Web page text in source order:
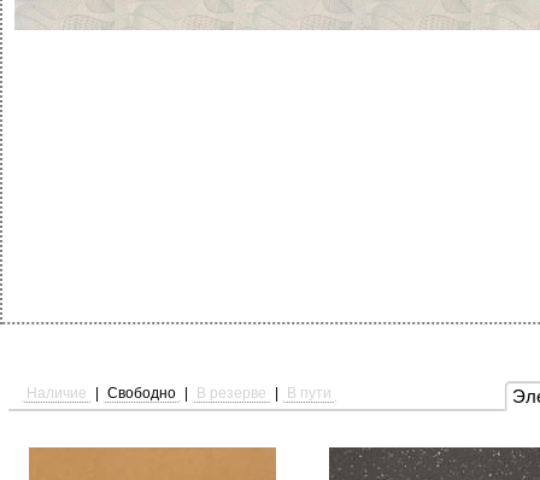
Наличие Свободно В резерве В пути